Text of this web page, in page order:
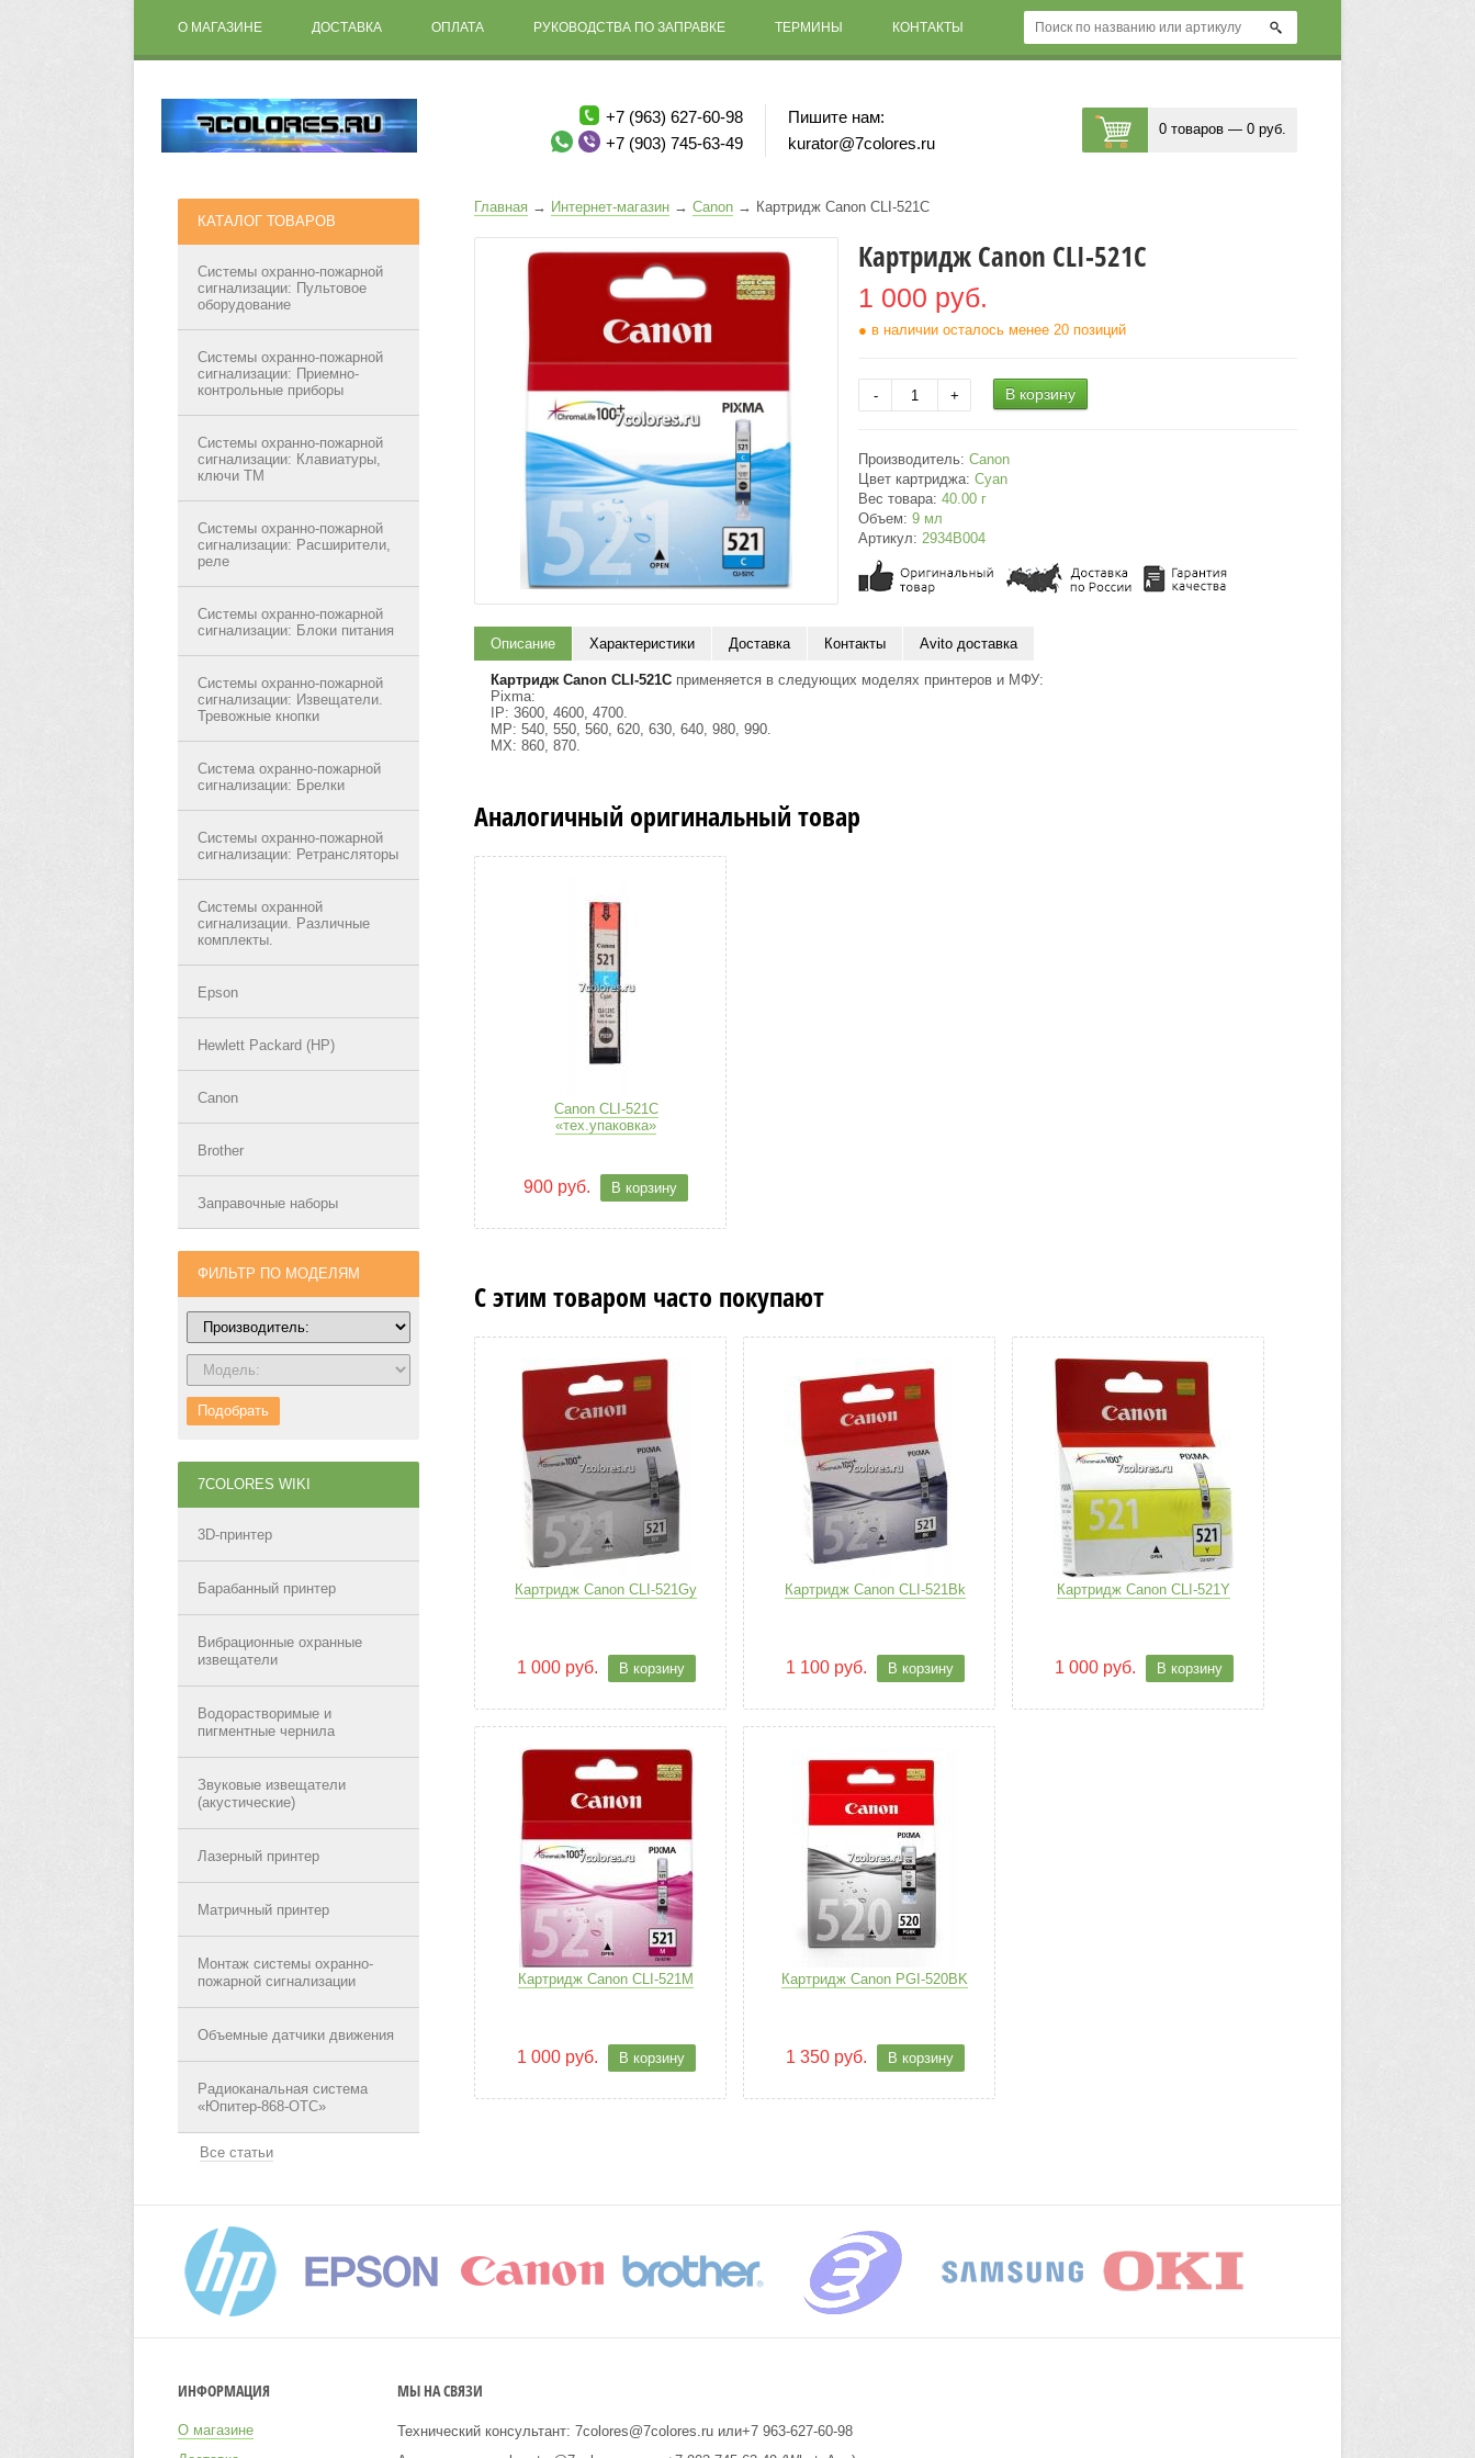
О МАГАЗИНЕ ДОСТАВКА ОПЛАТА РУКОВОДСТВА ПО ЗАПРАВКЕ ТЕРМИНЫ КОНТАКТЫ
+7 (963) 627-60-98
+7 (903) 745-63-49
Пишите нам:
kurator@7colores.ru
0 товаров — 0 руб.
КАТАЛОГ ТОВАРОВ
Системы охранно-пожарной
сигнализации: Пультовое
оборудование
Системы охранно-пожарной
сигнализации: Приемно-
контрольные приборы
Системы охранно-пожарной
сигнализации: Клавиатуры,
ключи ТМ
Системы охранно-пожарной
сигнализации: Расширители,
реле
Системы охранно-пожарной
сигнализации: Блоки питания
Системы охранно-пожарной
сигнализации: Извещатели.
Тревожные кнопки
Система охранно-пожарной
сигнализации: Брелки
Системы охранно-пожарной
сигнализации: Ретрансляторы
Системы охранной
сигнализации. Различные
комплекты.
Epson
Hewlett Packard (HP)
Canon
Brother
Заправочные наборы
ФИЛЬТР ПО МОДЕЛЯМ
Подобрать
7COLORES WIKI
3D-принтер
Барабанный принтер
Вибрационные охранные
извещатели
Водорастворимые и
пигментные чернила
Звуковые извещатели
(акустические)
Лазерный принтер
Матричный принтер
Монтаж системы охранно-
пожарной сигнализации
Объемные датчики движения
Радиоканальная система
«Юпитер-868-ОТС»
Все статьи
Главная → Интернет-магазин → Canon → Картридж Canon CLI-521C
Картридж Canon CLI-521C
1 000 руб.
● в наличии осталось менее 20 позиций
В корзину
Производитель: Canon
Цвет картриджа: Cyan
Вес товара: 40.00 г
Объем: 9 мл
Артикул: 2934B004
Описание Характеристики Доставка Контакты Avito доставка
Картридж Canon CLI-521C применяется в следующих моделях принтеров и МФУ:
Pixma:
IP: 3600, 4600, 4700.
MP: 540, 550, 560, 620, 630, 640, 980, 990.
MX: 860, 870.
Аналогичный оригинальный товар
Canon CLI-521C
«тех.упаковка»
900 руб. В корзину
С этим товаром часто покупают
Картридж Canon CLI-521Gy
1 000 руб. В корзину
Картридж Canon CLI-521Bk
1 100 руб. В корзину
Картридж Canon CLI-521Y
1 000 руб. В корзину
Картридж Canon CLI-521M
1 000 руб. В корзину
Картридж Canon PGI-520BK
1 350 руб. В корзину
ИНФОРМАЦИЯ
О магазине
МЫ НА СВЯЗИ
Технический консультант: 7colores@7colores.ru или+7 963-627-60-98